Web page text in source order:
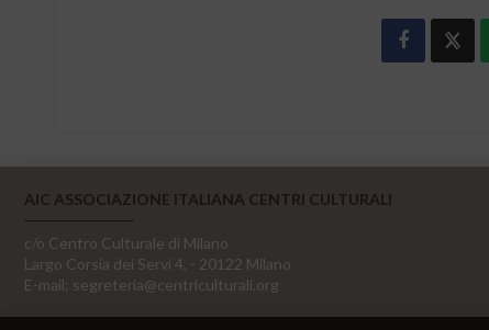
AIC ASSOCIAZIONE ITALIANA CENTRI CULTURALI
c/o Centro Culturale di Milano
Largo Corsia dei Servi 4, - 20122 Milano
E-mail: segreteria@centriculturali.org